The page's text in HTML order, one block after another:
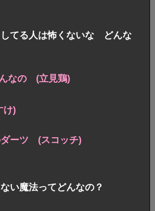
してる人は怖くないな どんな
なの (立見鶏)
け)
ダーツ (スコッチ)
い魔法ってどんなの？